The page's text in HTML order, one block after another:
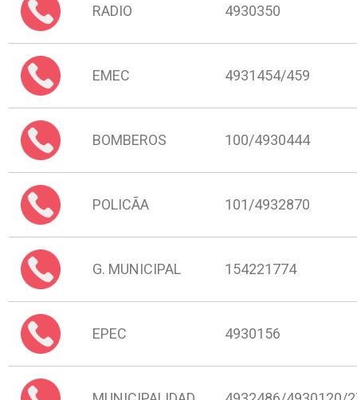
RADIO 4930350
EMEC 4931454/459
BOMBEROS 100/4930444
POLICÃA 101/4932870
G. MUNICIPAL 154221774
EPEC 4930156